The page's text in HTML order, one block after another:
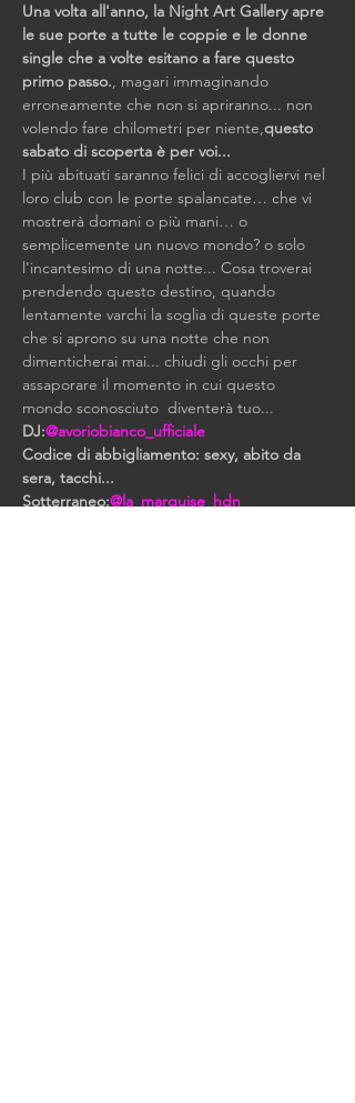
Una volta all'anno, la Night Art Gallery apre
le sue porte a tutte le coppie e le donne
single che a volte esitano a fare questo
primo passo., magari immaginando
erroneamente che non si apriranno... non
volendo fare chilometri per niente,questo
sabato di scoperta è per voi...
I più abituati saranno felici di accogliervi nel
loro club con le porte spalancate… che vi
mostrerà domani o più mani… o
semplicemente un nuovo mondo? o solo
l'incantesimo di una notte... Cosa troverai
prendendo questo destino, quando
lentamente varchi la soglia di queste porte
che si aprono su una notte che non
dimenticherai mai... chiudi gli occhi per
assaporare il momento in cui questo
mondo sconosciuto  diventerà tuo...
DJ:@avoriobianco_ufficiale
Codice di abbigliamento: sexy, abito da
sera, tacchi...
Sotterraneo:@la_marquise_hdn